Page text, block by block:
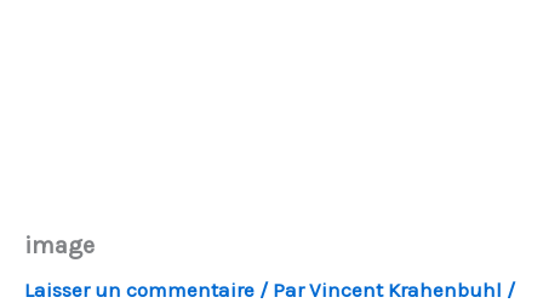
image
Laisser un commentaire / ParVincent Krahenbuhl /